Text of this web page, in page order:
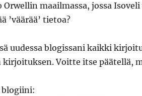
Orwellin maailmassa, jossa
’väärää’ tietoa?
uudessa blogissani kaikki
kirjoituksen. Voitte itse päätellä,
blogiini: